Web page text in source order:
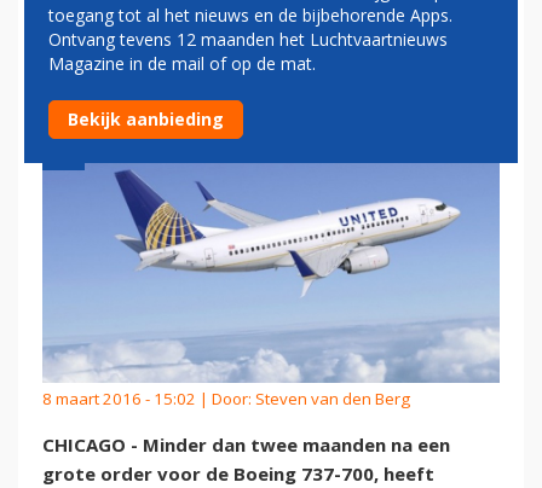
NIEUWE VLIEGTUIGORDER
UNITED VOOR BOEING 737
8 maart 2016 - 15:02 | Door: Steven van den Berg
CHICAGO - Minder dan twee maanden na een
grote order voor de Boeing 737-700, heeft
toegang tot al het nieuws en de bijbehorende Apps.
Ontvang tevens 12 maanden het Luchtvaartnieuws
Magazine in de mail of op de mat.
Bekijk aanbieding